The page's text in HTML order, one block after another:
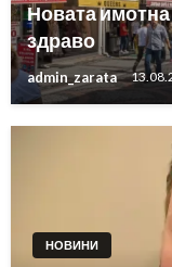
Новата
здраво
admin_zarata
НОВИНИ